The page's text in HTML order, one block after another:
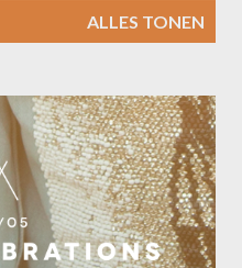
ALLES TONEN